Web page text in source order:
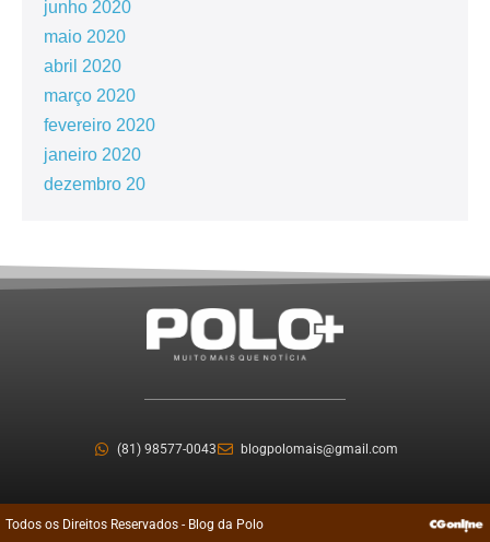
junho 2020
maio 2020
abril 2020
março 2020
fevereiro 2020
janeiro 2020
dezembro 20
(81) 98577-0043 blogpolomais@gmail.com
Todos os Direitos Reservados - Blog da Polo